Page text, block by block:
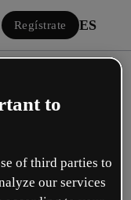
Regístrate ES
to
of third parties to
our services